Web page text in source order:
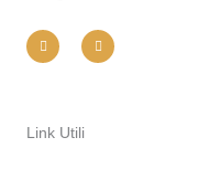
n
s
t
m
a
c
e
Link Utili